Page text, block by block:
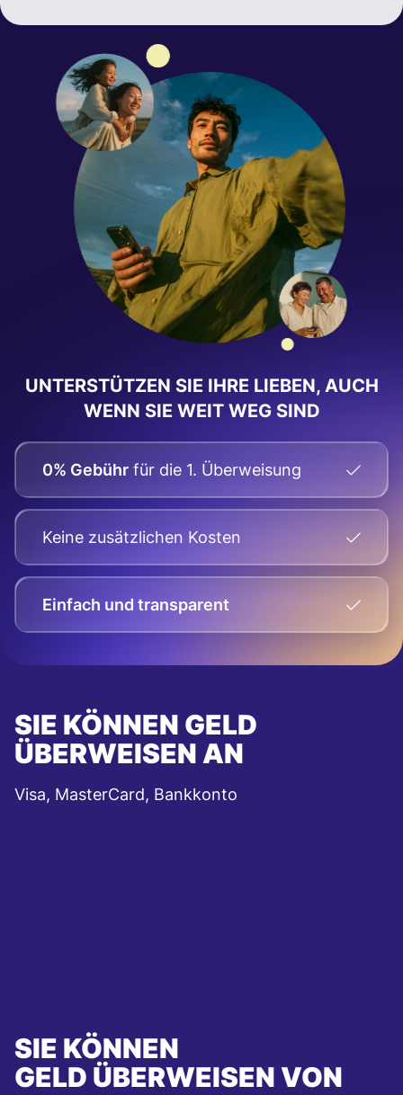
UNTERSTÜTZEN SIE IHRE LIEBEN, AUCH
WENN SIE WEIT WEG SIND
0% Gebühr für die 1. Überweisung
Keine zusätzlichen Kosten
Einfach und transparent
SIE KÖNNEN GELD
ÜBERWEISEN AN
Visa, MasterCard, Bankkonto
SIE KÖNNEN
GELD ÜBERWEISEN VON